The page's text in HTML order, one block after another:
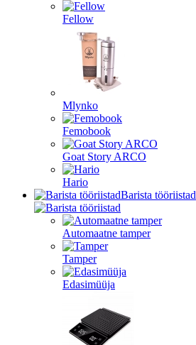
Fellow
Mlynko
Femobook
Goat Story ARCO
Hario
Barista tööriistad
Automaatne tamper
Tamper
Edasimüüja